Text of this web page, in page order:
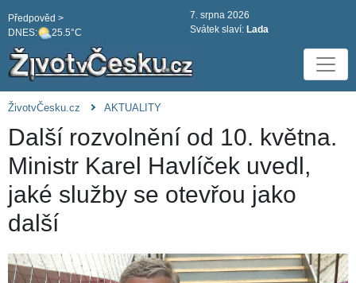
DNES: 25.5°C
Předpověd >
7. srpna 2026
Svátek slaví: Lada
ŽivotvČesku.cz AKTUALITY
Další rozvolnění od 10. května.
Ministr Karel Havlíček uvedl,
jaké služby se otevřou jako
další